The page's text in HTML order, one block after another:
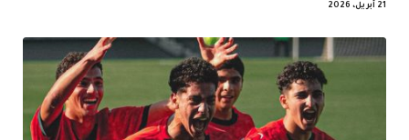
21 أبريل، 2026